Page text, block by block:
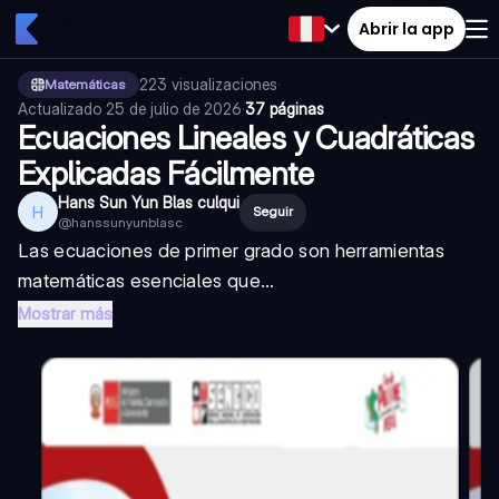
Abrir la app
Matemáticas 223 visualizaciones·
Actualizado 25 de julio de 2026·37 páginas
Ecuaciones Lineales y Cuadráticas
Explicadas Fácilmente
H Hans Sun Yun Blas culqui
@hanssunyunblasc
Seguir
Las ecuaciones de primer grado son herramientas
matemáticas esenciales que...
Mostrar más